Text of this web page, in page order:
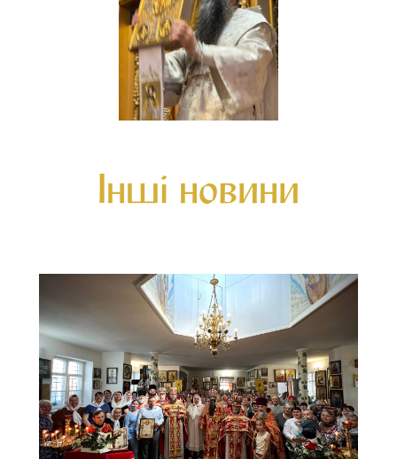
Інші новини